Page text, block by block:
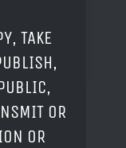
TAKE
OR
OR